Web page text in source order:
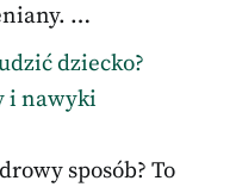
…
dziecko?
i nawyki
sposób? To